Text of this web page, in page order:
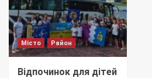
Місто Район
Відпочинок для дітей